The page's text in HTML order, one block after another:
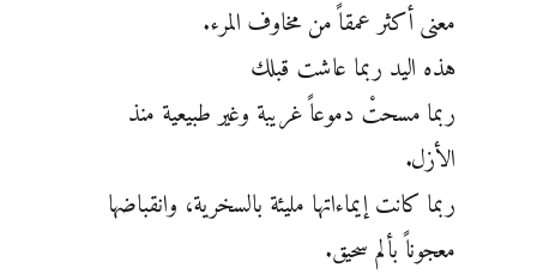
معنى أكثر عمقاً من مخاوف المرء.
هذه اليد ربما عاشت قبلك
ربما مسحتْ دموعاً غريبة وغير طبيعية منذ
الأزل.
ربما كانت إيماءاتها مليئة بالسخرية، وانقباضها
معجوناً بألم سحيق.